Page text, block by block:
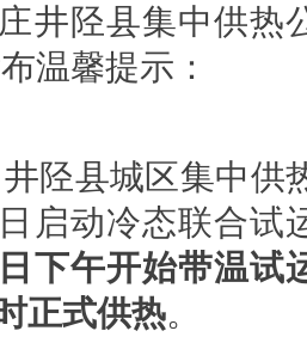
井陉县集中供热
温馨提示：
陉县城区集中供
启动冷态联合试
下午开始带温试
正式供热。